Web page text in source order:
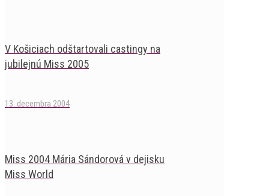
V Košiciach odštartovali castingy na
jubilejnú Miss 2005
13. decembra 2004
Miss 2004 Mária Sándorová v dejisku
Miss World